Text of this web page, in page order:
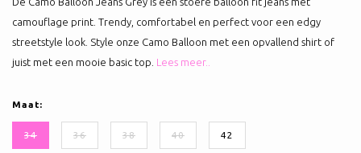
camouflage print. Trendy, comfortabel en perfect voor een edgy
streetstyle look. Style onze Camo Balloon met een opvallend shirt of
juist met een mooie basic top. Lees meer..
Maat:
34 36 38 40 42